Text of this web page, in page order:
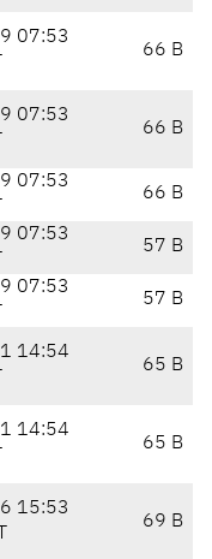
07:53
66 B
07:53
66 B
07:53
66 B
07:53
57 B
07:53
57 B
14:54
65 B
14:54
65 B
15:53
69 B